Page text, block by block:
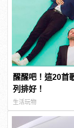
醒醒吧！這20首
列排好！
生活玩物